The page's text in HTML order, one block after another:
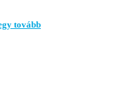
tovább